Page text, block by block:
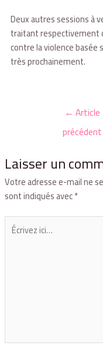
Deux autres sessions à
traitant respectivement
contre la violence basée
très prochainement.
← Article
précédent
Laisser un
Votre adresse e-mail ne
sont indiqués avec*